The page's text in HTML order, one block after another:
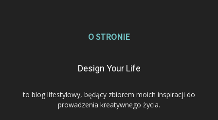
O STRONIE
Design Your Life
to blog lifestylowy, będący zbiorem moich inspiracji do
prowadzenia kreatywnego życia.